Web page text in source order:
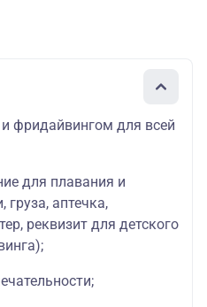
фридайвингом для всей
для плавания и
груза, аптечка,
реквизит для детского